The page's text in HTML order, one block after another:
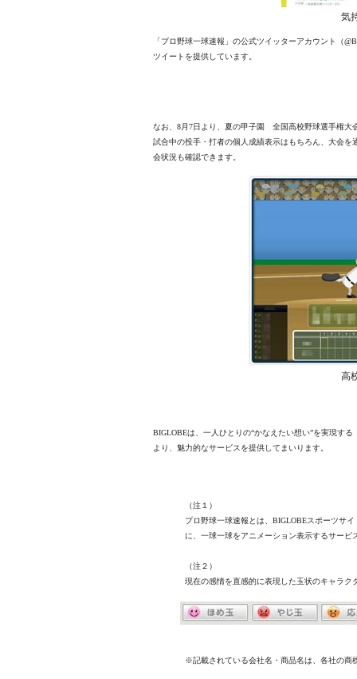
気
「プロ野球一球速報」の公式ツイッターアカウント（
ツイートを提供しています。
なお、8月7日より、夏の甲子園 全国高校野球選手権大
試合中の投手・打者の個人成績表示はもちろん、大会
会状況も確認できます。
高
BIGLOBEは、一人ひとりの“かなえたい想い”を実現す
より、魅力的なサービスを提供してまいります。
（注１）
プロ野球一球速報とは、BIGLOBEスポーツサ
に、一球一球をアニメーション表示するサービ
（注２）
現在の感情を直感的に表現した玉状のキャラク
※記載されている会社名・商品名は、各社の商